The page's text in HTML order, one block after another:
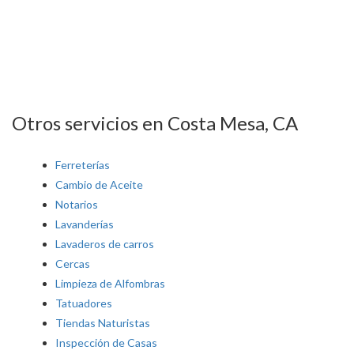
Otros servicios en Costa Mesa, CA
Ferreterías
Cambio de Aceite
Notarios
Lavanderías
Lavaderos de carros
Cercas
Limpieza de Alfombras
Tatuadores
Tiendas Naturistas
Inspección de Casas